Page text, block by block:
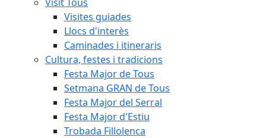
Visites guiades
Llocs d'interès
Caminades i itineraris
Cultura, festes i tradicions
Festa Major de Tous
Setmana GRAN de Tous
Festa Major del Serral
Festa Major d'Estiu
Trobada Fillolenca